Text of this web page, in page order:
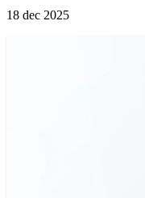
18 dec 2025